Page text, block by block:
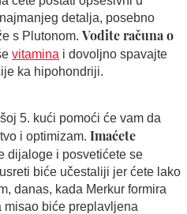
detalja, posebno
s Plutonom. Vodite računa o
vitamina i dovoljno spavajte
ka hipohondriji.
5. kući pomoći će vam da
i optimizam. Imaćete
dijaloge i posvetićete se
biće učestaliji jer ćete lako
danas, kada Merkur formira
misao biće preplavljena